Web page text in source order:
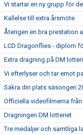
Vi startar en ny grupp för
Kallelse till extra årsmöte
Återigen en bra prestation
LCD Dragonflies - diplom
Extra dragning på DM
Vi efterlyser och tar emot
Säkra din plats säsongen
Officiella videofilmerna från
Dragningen DM lotteriet
Tre medaljer och samtliga